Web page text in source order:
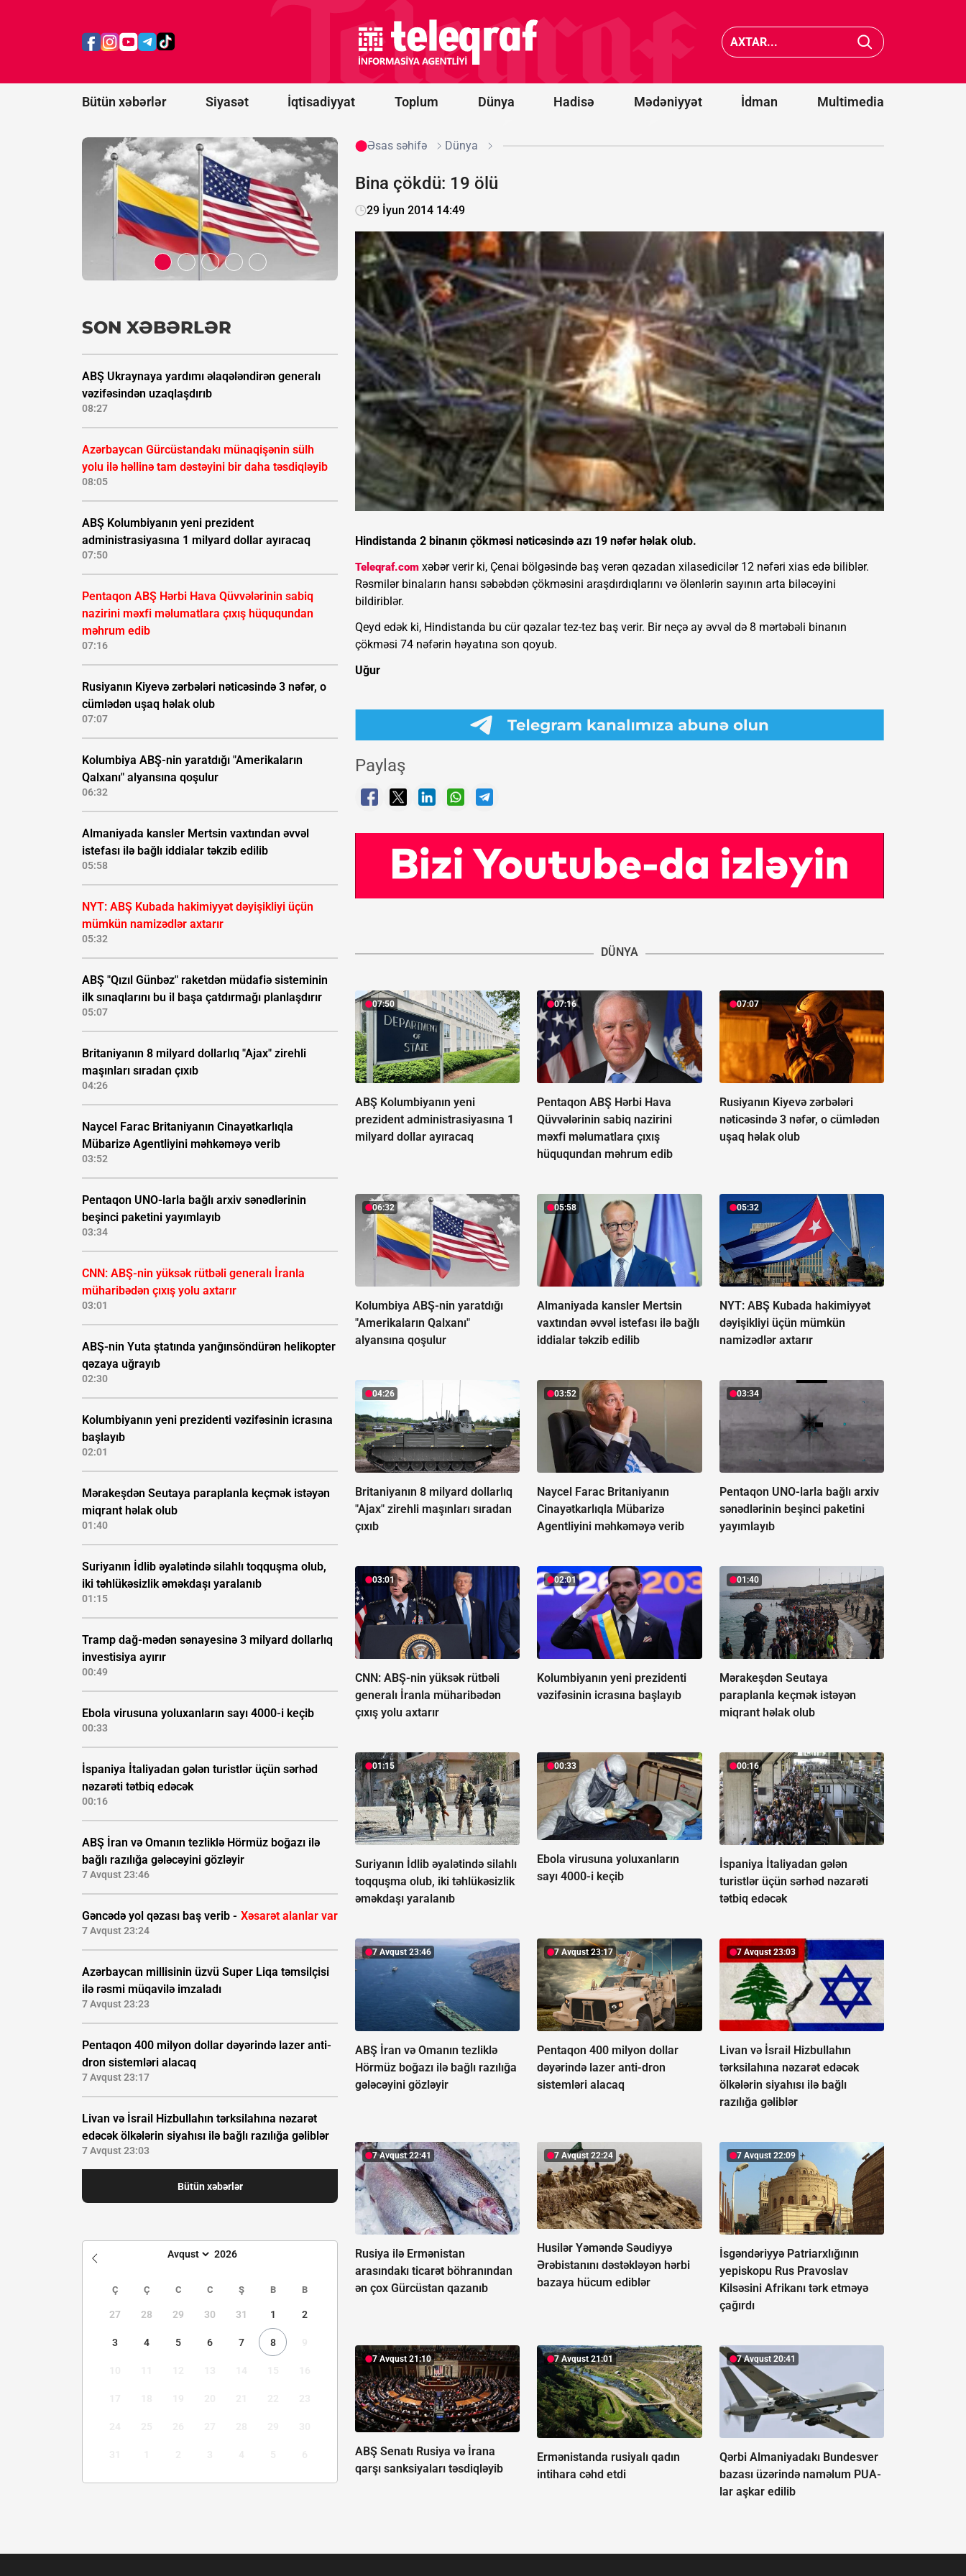
Bütün xəbərlər Siyasət İqtisadiyyat Toplum Dünya Hadisə Mədəniyyət İdman Multimedia
"Amerikaların
qoşulur
sisteminin
ilk
sınaqlarını
bu il başa
çatdırmağı
planlaşdırır
ABŞ-nin Yuta
ştatında
yanğınsöndürən
qəzaya uğrayıb
SON XƏBƏRLƏR
ABŞ Ukraynaya yardımı əlaqələndirən generalı
vəzifəsindən uzaqlaşdırıb
08:27
Azərbaycan Gürcüstandakı münaqişənin sülh
yolu ilə həllinə tam dəstəyini bir daha təsdiqləyib
08:05
ABŞ Kolumbiyanın yeni prezident
administrasiyasına 1 milyard dollar ayıracaq
07:50
Pentaqon ABŞ Hərbi Hava Qüvvələrinin sabiq
nazirini məxfi məlumatlara çıxış hüququndan
məhrum edib
07:16
Rusiyanın Kiyevə zərbələri nəticəsində 3 nəfər, o
cümlədən uşaq həlak olub
07:07
Kolumbiya ABŞ-nin yaratdığı "Amerikaların
Qalxanı" alyansına qoşulur
06:32
Almaniyada kansler Mertsin vaxtından əvvəl
istefası ilə bağlı iddialar təkzib edilib
05:58
NYT: ABŞ Kubada hakimiyyət dəyişikliyi üçün
mümkün namizədlər axtarır
05:32
ABŞ "Qızıl Günbəz" raketdən müdafiə sisteminin
ilk sınaqlarını bu il başa çatdırmağı planlaşdırır
05:07
Britaniyanın 8 milyard dollarlıq "Ajax" zirehli
maşınları sıradan çıxıb
04:26
Naycel Farac Britaniyanın Cinayətkarlıqla
Mübarizə Agentliyini məhkəməyə verib
03:52
Pentaqon UNO-larla bağlı arxiv sənədlərinin
beşinci paketini yayımlayıb
03:34
CNN: ABŞ-nin yüksək rütbəli generalı İranla
müharibədən çıxış yolu axtarır
03:01
ABŞ-nin Yuta ştatında yanğınsöndürən helikopter
qəzaya uğrayıb
02:30
Kolumbiyanın yeni prezidenti vəzifəsinin icrasına
başlayıb
02:01
Mərakeşdən Seutaya paraplanla keçmək istəyən
miqrant həlak olub
01:40
Suriyanın İdlib əyalətində silahlı toqquşma olub,
iki təhlükəsizlik əməkdaşı yaralanıb
01:15
Tramp dağ-mədən sənayesinə 3 milyard dollarlıq
investisiya ayırır
00:49
Ebola virusuna yoluxanların sayı 4000-i keçib
00:33
İspaniya İtaliyadan gələn turistlər üçün sərhəd
nəzarəti tətbiq edəcək
00:16
ABŞ İran və Omanın tezliklə Hörmüz boğazı ilə
bağlı razılığa gələcəyini gözləyir
7 Avqust 23:46
Gəncədə yol qəzası baş verib - Xəsarət alanlar var
7 Avqust 23:24
Azərbaycan millisinin üzvü Super Liqa təmsilçisi
ilə rəsmi müqavilə imzaladı
7 Avqust 23:23
Pentaqon 400 milyon dollar dəyərində lazer anti-
dron sistemləri alacaq
7 Avqust 23:17
Livan və İsrail Hizbullahın tərksilahına nəzarət
edəcək ölkələrin siyahısı ilə bağlı razılığa gəliblər
7 Avqust 23:03
Bütün xəbərlər
Ç Ç C C Ş B B
27 28 29 30 31 1 2
3 4 5 6 7 8
Əsas səhifə Dünya
Bina çökdü: 19 ölü
29 İyun 2014 14:49
Hindistanda 2 binanın çökməsi nəticəsində azı 19 nəfər həlak olub.
Teleqraf.com xəbər verir ki, Çenai bölgəsində baş verən qəzadan xilasedicilər 12 nəfəri xias edə biliblər.
Rəsmilər binaların hansı səbəbdən çökməsini araşdırdıqlarını və ölənlərin sayının arta biləcəyini
bildiriblər.
Qeyd edək ki, Hindistanda bu cür qəzalar tez-tez baş verir. Bir neçə ay əvvəl də 8 mərtəbəli binanın
çökməsi 74 nəfərin həyatına son qoyub.
Uğur
Paylaş
DÜNYA
07:50
ABŞ Kolumbiyanın yeni
prezident administrasiyasına 1
milyard dollar ayıracaq
07:16
Pentaqon ABŞ Hərbi Hava
Qüvvələrinin sabiq nazirini
məxfi məlumatlara çıxış
hüququndan məhrum edib
07:07
Rusiyanın Kiyevə zərbələri
nəticəsində 3 nəfər, o cümlədən
uşaq həlak olub
06:32
Kolumbiya ABŞ-nin yaratdığı
"Amerikaların Qalxanı"
alyansına qoşulur
05:58
Almaniyada kansler Mertsin
vaxtından əvvəl istefası ilə bağlı
iddialar təkzib edilib
05:32
NYT: ABŞ Kubada hakimiyyət
dəyişikliyi üçün mümkün
namizədlər axtarır
04:26
Britaniyanın 8 milyard dollarlıq
"Ajax" zirehli maşınları sıradan
çıxıb
03:52
Naycel Farac Britaniyanın
Cinayətkarlıqla Mübarizə
Agentliyini məhkəməyə verib
03:34
Pentaqon UNO-larla bağlı arxiv
sənədlərinin beşinci paketini
yayımlayıb
03:01
CNN: ABŞ-nin yüksək rütbəli
generalı İranla müharibədən
çıxış yolu axtarır
02:01
Kolumbiyanın yeni prezidenti
vəzifəsinin icrasına başlayıb
01:40
Mərakeşdən Seutaya
paraplanla keçmək istəyən
miqrant həlak olub
01:15
Suriyanın İdlib əyalətində silahlı
toqquşma olub, iki təhlükəsizlik
əməkdaşı yaralanıb
00:33
Ebola virusuna yoluxanların
sayı 4000-i keçib
00:16
İspaniya İtaliyadan gələn
turistlər üçün sərhəd nəzarəti
tətbiq edəcək
7 Avqust 23:46
ABŞ İran və Omanın tezliklə
Hörmüz boğazı ilə bağlı razılığa
gələcəyini gözləyir
7 Avqust 23:17
Pentaqon 400 milyon dollar
dəyərində lazer anti-dron
sistemləri alacaq
7 Avqust 23:03
Livan və İsrail Hizbullahın
tərksilahına nəzarət edəcək
ölkələrin siyahısı ilə bağlı
razılığa gəliblər
7 Avqust 22:41
Rusiya ilə Ermənistan
arasındakı ticarət böhranından
ən çox Gürcüstan qazanıb
7 Avqust 22:24
Husilər Yəməndə Səudiyyə
Ərəbistanını dəstəkləyən hərbi
bazaya hücum ediblər
7 Avqust 22:09
İsgəndəriyyə Patriarxlığının
yepiskopu Rus Pravoslav
Kilsəsini Afrikanı tərk etməyə
çağırdı
7 Avqust 21:10
ABŞ Senatı Rusiya və İrana
qarşı sanksiyaları təsdiqləyib
7 Avqust 21:01
Ermənistanda rusiyalı qadın
intihara cəhd etdi
7 Avqust 20:41
Qərbi Almaniyadakı Bundesver
bazası üzərində naməlum PUA-
lar aşkar edilib